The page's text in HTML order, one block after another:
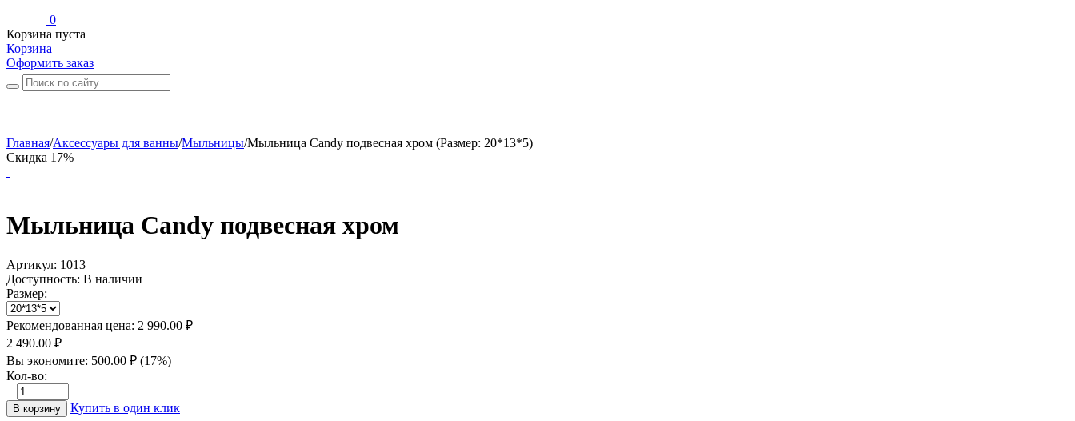
0
Корзина пуста
Корзина
Оформить заказ
Главная/Аксессуары для ванны/Мыльницы/Мыльница Candy подвесная хром (Размер: 20*13*5)
Скидка 17%
Мыльница Candy подвесная хром
Артикул: 1013
Доступность: В наличии
Размер:
Рекомендованная цена: 2 990.00 ₽
2 490.00 ₽
Вы экономите: 500.00 ₽ (17%)
Кол-во:
+
−
В корзину Купить в один клик